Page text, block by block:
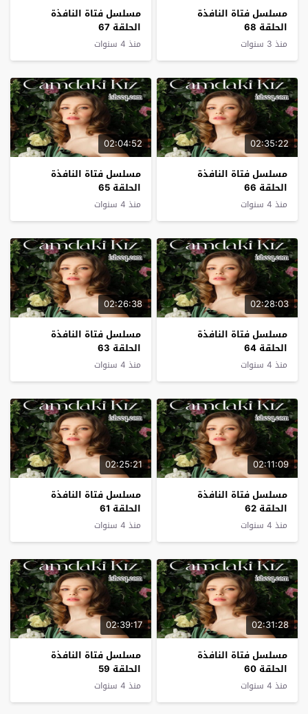
مسلسل فتاة النافذة
الحلقة 68
منذ 3 سنوات
مسلسل فتاة النافذة
الحلقة 67
منذ 4 سنوات
02:35:22
مسلسل فتاة النافذة
الحلقة 66
منذ 4 سنوات
02:04:52
مسلسل فتاة النافذة
الحلقة 65
منذ 4 سنوات
02:28:03
مسلسل فتاة النافذة
الحلقة 64
منذ 4 سنوات
02:26:38
مسلسل فتاة النافذة
الحلقة 63
منذ 4 سنوات
02:11:09
مسلسل فتاة النافذة
الحلقة 62
منذ 4 سنوات
02:25:21
مسلسل فتاة النافذة
الحلقة 61
منذ 4 سنوات
02:31:28
مسلسل فتاة النافذة
الحلقة 60
منذ 4 سنوات
02:39:17
مسلسل فتاة النافذة
الحلقة 59
منذ 4 سنوات